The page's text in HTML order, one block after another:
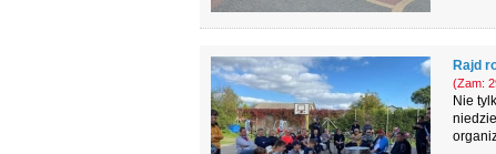
Rajd
(Zam:
Nie